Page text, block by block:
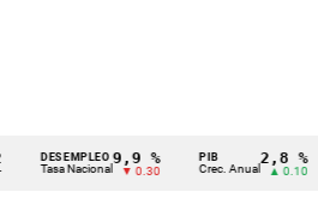
Cintillo
DESEMPLEO
Tasa Nacional
9,9 %
▼ 0.30 Crec. Anual
2,8 %
▲ 0.10